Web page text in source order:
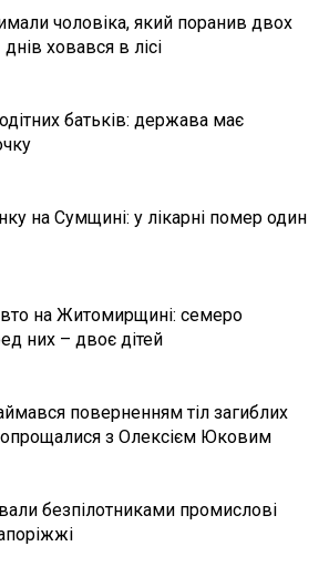
чоловіка, який поранив двох
ховався в лісі
батьків: держава має
на Сумщині: у лікарні помер один
на Житомирщині: семеро
них – двоє дітей
поверненням тіл загиблих
з Олексієм Юковим
безпілотниками промислові